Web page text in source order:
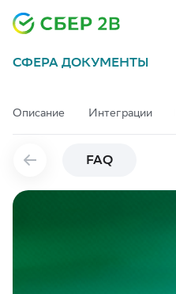
CФЕРА ДОКУМЕНТЫ
Описание Интеграции
FAQ